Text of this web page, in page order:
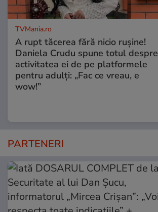
TVMania.ro
A rupt tăcerea fără nicio rușine!
Daniela Crudu spune totul despre
activitatea ei de pe platformele
pentru adulți: „Fac ce vreau, e
wow!”
PARTENERI